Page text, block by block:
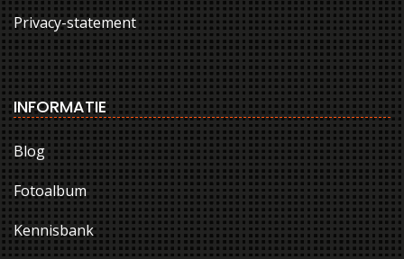
Privacy-statement
INFORMATIE
Blog
Fotoalbum
Kennisbank